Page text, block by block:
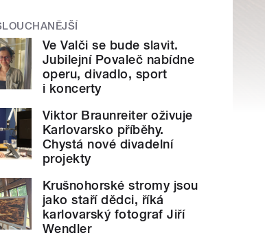
Ve Valči se bude slavit.
Jubilejní Povaleč nabídne
operu, divadlo, sport
i koncerty
Viktor Braunreiter oživuje
Karlovarsko příběhy.
Chystá nové divadelní
projekty
Krušnohorské stromy jsou
jako staří dědci, říká
karlovarský fotograf Jiří
Wendler